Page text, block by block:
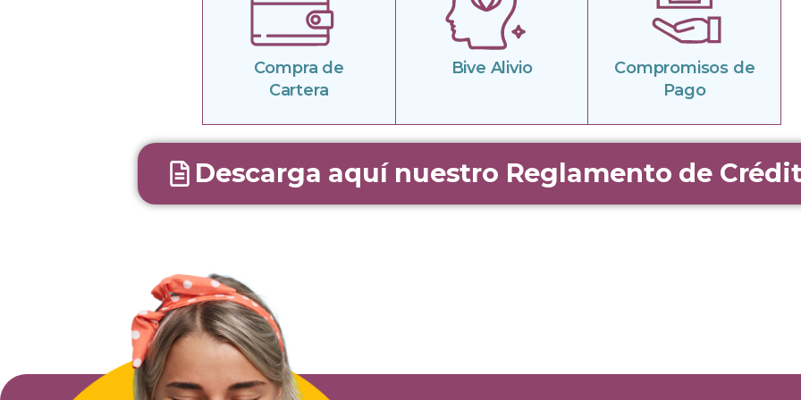
Compra de
Cartera
Bive Alivio
Compromisos de
Pago
Descarga aquí nuestro Reglamento de